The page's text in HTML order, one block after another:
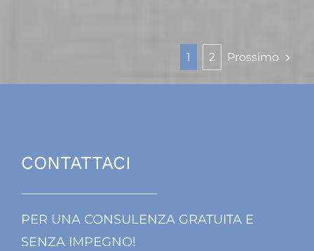
STUDIO AQUILINO APP
1 2 Prossimo
CONTATTACI
PER UNA CONSULENZA GRATUITA E
SENZA IMPEGNO!